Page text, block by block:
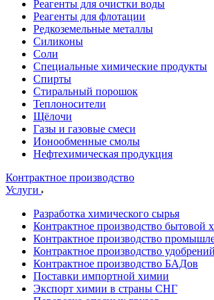
Реагенты для очистки воды
Реагенты для флотации
Редкоземельные металлы
Силиконы
Соли
Специальные химические продукты
Спирты
Стиральный порошок
Теплоносители
Щёлочи
Газы и газовые смеси
Ионообменные смолы
Нефтехимическая продукция
Контрактное производство
Услуги
Разработка химического сырья
Контрактное производство бытовой
Контрактное производство
Контрактное производство удобрений
Контрактное производство БАДов
Поставки импортной химии
Экспорт химии в страны СНГ